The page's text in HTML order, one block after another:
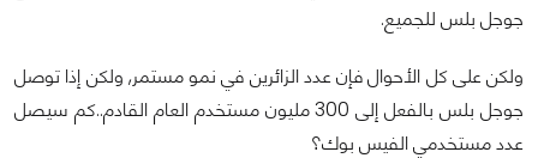
جوجل بلس للجميع.
ولكن على كل الأحوال فإن عدد الزائرين في نمو مستمر, ولكن إذا توصل
جوجل بلس بالفعل إلى 300 مليون مستخدم العام القادم..كم سيصل
عدد مستخدمي الفيس بوك؟